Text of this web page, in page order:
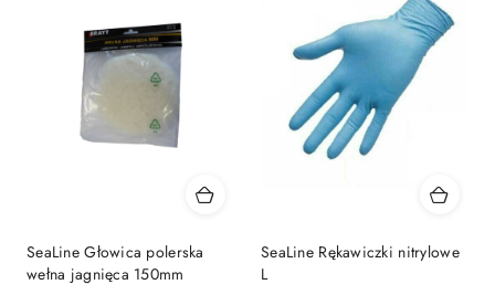
SeaLine Głowica polerska
wełna jagnięca 150mm
SeaLine Rękawiczki nitrylowe
L